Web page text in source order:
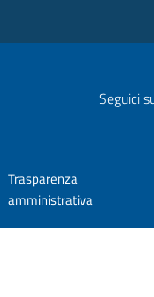
Seguici
Trasparenza
amministrativa